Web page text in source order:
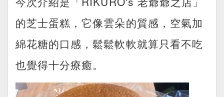
的芝士蛋糕，它像雲朵的質感，空氣加
綿花糖的口感，鬆鬆軟軟就算只看不吃
也覺得十分療癒。